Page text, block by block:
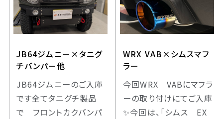
JB64ジムニー×タニグ
チバンパー他
JB64ジムニーのご入庫
です全てタニグチ製品
で フロントカクバンパ
WRX VAB×シムスマフ
ラー
今回WRX VABにマフラ
ーの取り付けにてご入庫
✨今回は、「シムス EX